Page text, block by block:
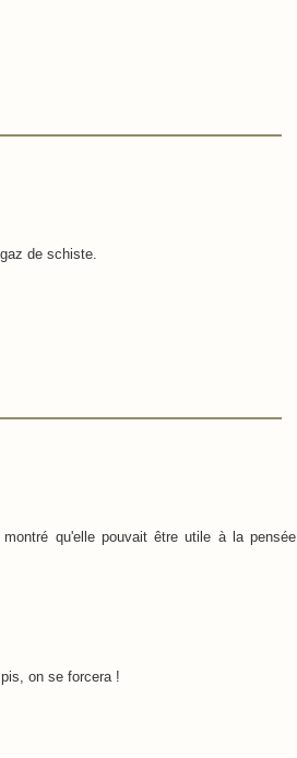
de schiste.
qu'elle pouvait être utile à la pensée
on se forcera !